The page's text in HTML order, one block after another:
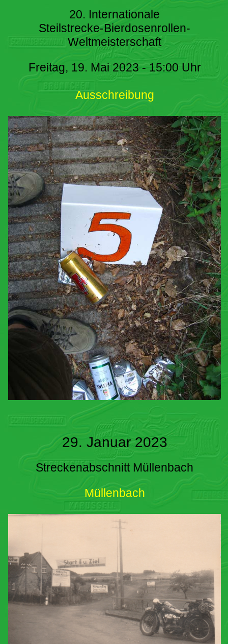
20. Internationale
Steilstrecke-Bierdosenrollen-
Weltmeisterschaft
Freitag, 19. Mai 2023 - 15:00 Uhr
Ausschreibung
29. Januar 2023
Streckenabschnitt Müllenbach
Müllenbach